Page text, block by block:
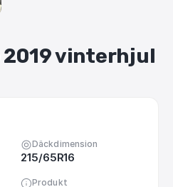
2019vinterhjul
Däckdimension
215/65R16
Produkt